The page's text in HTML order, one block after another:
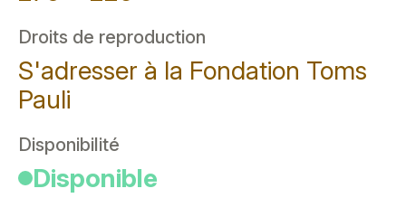
Droits de reproduction
S'adresser à la Fondation Toms
Pauli
Disponibilité
Disponible